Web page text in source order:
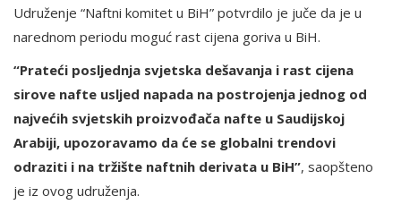
Udruženje “Naftni komitet u BiH” potvrdilo je juče da je u
narednom periodu moguć rast cijena goriva u BiH.
“Prateći posljednja svjetska dešavanja i rast cijena
sirove nafte usljed napada na postrojenja jednog od
najvećih svjetskih proizvođača nafte u Saudijskoj
Arabiji, upozoravamo da će se globalni trendovi
odraziti i na tržište naftnih derivata u BiH”, saopšteno
je iz ovog udruženja.